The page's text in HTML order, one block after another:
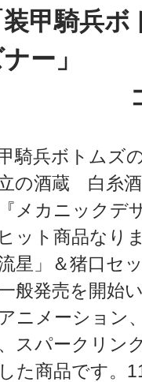
装甲騎兵
ー」
騎兵ボトムズ
の酒蔵 白糸酒
メカニックデ
ット商品なり
星」＆猪口セ
般発売を開始
ニメーション
スパークリン
た商品です。